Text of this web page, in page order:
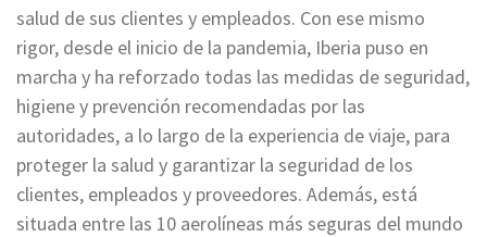
salud de sus clientes y empleados. Con ese mismo
rigor, desde el inicio de la pandemia, Iberia puso en
marcha y ha reforzado todas las medidas de seguridad,
higiene y prevención recomendadas por las
autoridades, a lo largo de la experiencia de viaje, para
proteger la salud y garantizar la seguridad de los
clientes, empleados y proveedores. Además, está
situada entre las 10 aerolíneas más seguras del mundo